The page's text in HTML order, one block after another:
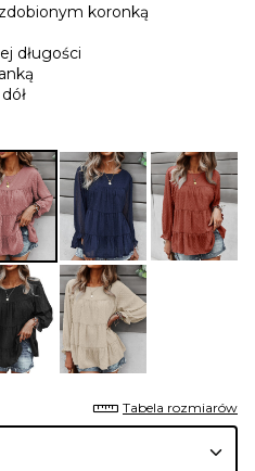
koronką
długości
Tabela rozmiarów